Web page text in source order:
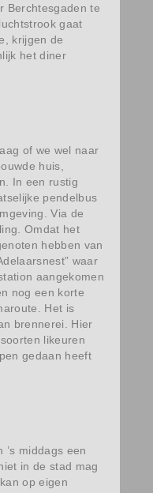
Berchtesgaden te
gaat
krijgen de
het diner
of we wel naar
huis,
In een rustig
pendelbus
Via de
Omdat het
hebben van
waar
aangekomen
nog een korte
Het is
brennerei. Hier
likeuren
gedaan heeft
middags een
in de stad mag
op eigen